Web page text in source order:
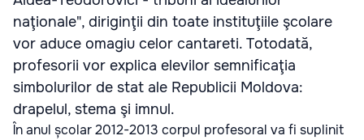
naţionale", diriginţii din toate instituţiile şcolare
vor aduce omagiu celor cantareti. Totodată,
profesorii vor explica elevilor semnificaţia
simbolurilor de stat ale Republicii Moldova:
drapelul, stema şi imnul.
În anul școlar 2012-2013 corpul profesoral va fi suplinit